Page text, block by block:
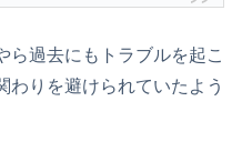
ら過去にもトラブルを起こ
わりを避けられていたよう